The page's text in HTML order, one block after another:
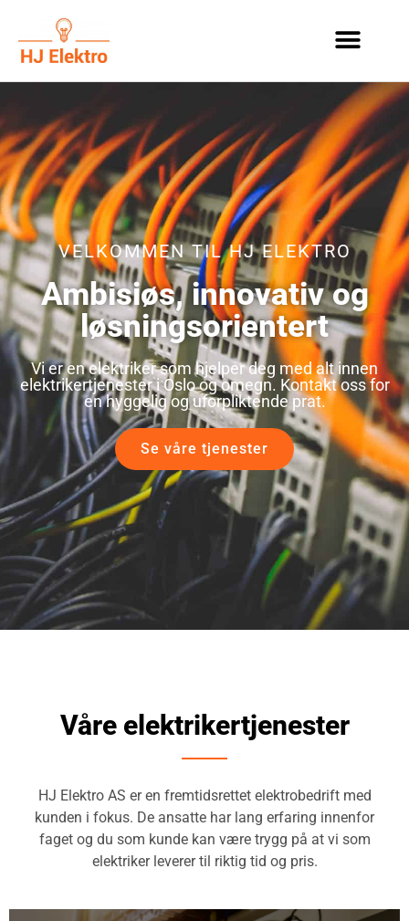
VELKOMMEN TIL HJ ELEKTRO
Ambisiøs, innovativ og
løsningsorientert
Vi er en elektriker som hjelper deg med alt innen
elektrikertjenester i Oslo og omegn. Kontakt oss for
en hyggelig og uforpliktende prat.
Se våre tjenester
Våre elektrikertjenester
HJ Elektro AS er en fremtidsrettet elektrobedrift med
kunden i fokus. De ansatte har lang erfaring innenfor
faget og du som kunde kan være trygg på at vi som
elektriker leverer til riktig tid og pris.